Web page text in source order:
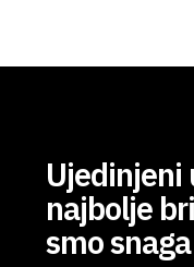
Ujedinjeni
najbolje
smo